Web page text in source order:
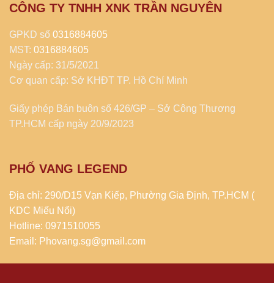
CÔNG TY TNHH XNK TRẦN NGUYÊN
GPKD số 0316884605
MST: 0316884605
Ngày cấp: 31/5/2021
Cơ quan cấp: Sở KHĐT TP. Hồ Chí Minh
Giấy phép Bán buôn số 426/GP – Sở Công Thương
TP.HCM cấp ngày 20/9/2023
PHỐ VANG LEGEND
Địa chỉ: 290/D15 Vạn Kiếp, Phường Gia Định, TP.HCM (
KDC Miếu Nổi)
Hotline: 0971510055
Email: Phovang.sg@gmail.com